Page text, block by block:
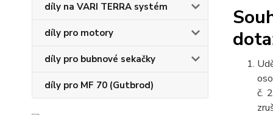
díly na VARI TERRA systém
díly pro motory
díly pro bubnové sekačky
díly pro MF 70 (Gutbrod)
č.